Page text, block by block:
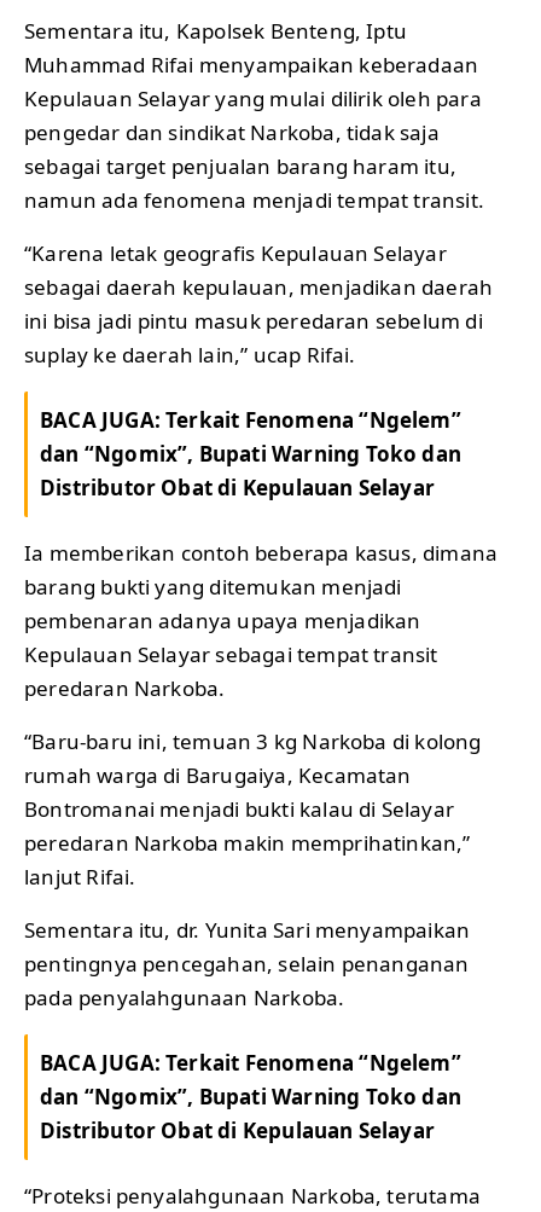
Sementara itu, Kapolsek Benteng, Iptu
Muhammad Rifai menyampaikan keberadaan
Kepulauan Selayar yang mulai dilirik oleh para
pengedar dan sindikat Narkoba, tidak saja
sebagai target penjualan barang haram itu,
namun ada fenomena menjadi tempat transit.
“Karena letak geografis Kepulauan Selayar
sebagai daerah kepulauan, menjadikan daerah
ini bisa jadi pintu masuk peredaran sebelum di
suplay ke daerah lain,” ucap Rifai.
BACA JUGA:Terkait Fenomena “Ngelem”
dan “Ngomix”, Bupati Warning Toko dan
Distributor Obat di Kepulauan Selayar
Ia memberikan contoh beberapa kasus, dimana
barang bukti yang ditemukan menjadi
pembenaran adanya upaya menjadikan
Kepulauan Selayar sebagai tempat transit
peredaran Narkoba.
“Baru-baru ini, temuan 3 kg Narkoba di kolong
rumah warga di Barugaiya, Kecamatan
Bontromanai menjadi bukti kalau di Selayar
peredaran Narkoba makin memprihatinkan,”
lanjut Rifai.
Sementara itu, dr. Yunita Sari menyampaikan
pentingnya pencegahan, selain penanganan
pada penyalahgunaan Narkoba.
BACA JUGA:Terkait Fenomena “Ngelem”
dan “Ngomix”, Bupati Warning Toko dan
Distributor Obat di Kepulauan Selayar
“Proteksi penyalahgunaan Narkoba, terutama